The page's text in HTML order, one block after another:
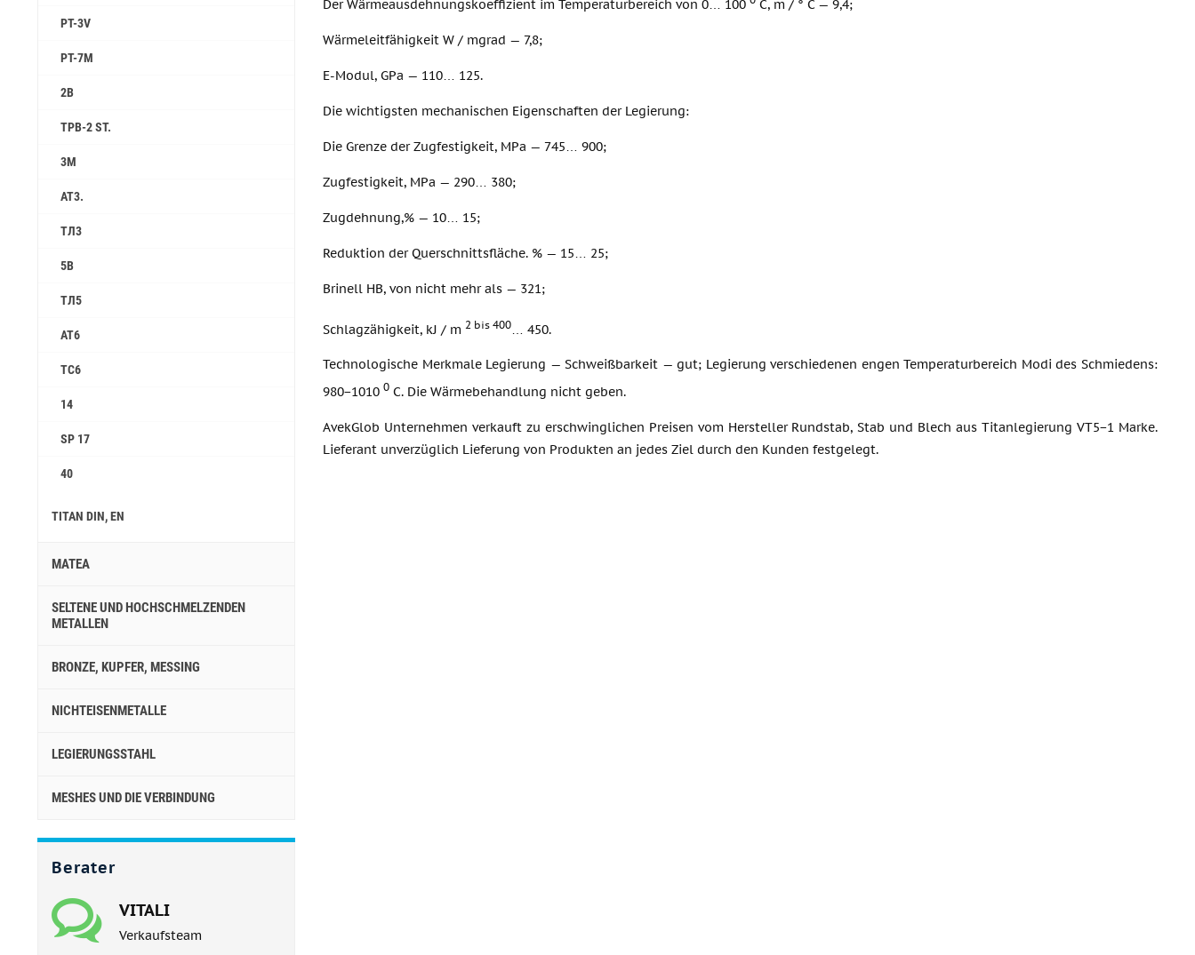
PT-3V
PT-7M
2B
TPB-2 ST.
3M
AT3.
ТЛ3
5B
ТЛ5
АТ6
ТС6
14
SP 17
40
TITAN DIN, EN
MATEA
SELTENE UND HOCHSCHMELZENDEN
METALLEN
BRONZE, KUPFER, MESSING
NICHTEISENMETALLE
LEGIERUNGSSTAHL
MESHES UND DIE VERBINDUNG
Berater
VITALI
Verkaufsteam
Der Wärmeausdehnungskoeffizient im Temperaturbereich von 0… 100 C, m / ° C — 9,4;
Wärmeleitfähigkeit W / mgrad — 7,8;
E-Modul, GPa — 110… 125.
Die wichtigsten mechanischen Eigenschaften der Legierung:
Die Grenze der Zugfestigkeit, MPa — 745… 900;
Zugfestigkeit, MPa — 290… 380;
Zugdehnung,% — 10… 15;
Reduktion der Querschnittsfläche. % — 15… 25;
Brinell HB, von nicht mehr als — 321;
Schlagzähigkeit, kJ / m 2 bis 400 … 450.
Technologische Merkmale Legierung — Schweißbarkeit — gut; Legierung verschiedenen engen Temperaturbereich Modi des Schmiedens:
980−1010 0 C. Die Wärmebehandlung nicht geben.
AvekGlob Unternehmen verkauft zu erschwinglichen Preisen vom Hersteller Rundstab, Stab und Blech aus Titanlegierung VT5−1 Marke.
Lieferant unverzüglich Lieferung von Produkten an jedes Ziel durch den Kunden festgelegt.